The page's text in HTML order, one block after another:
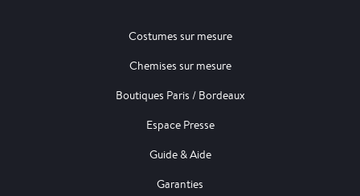
Costumes sur mesure
Chemises sur mesure
Boutiques Paris / Bordeaux
Espace Presse
Guide & Aide
Garanties